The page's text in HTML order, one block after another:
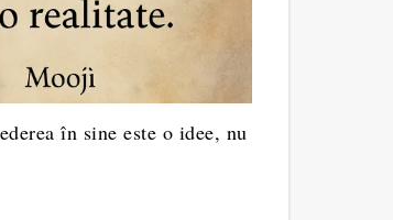
în sine este o idee, nu